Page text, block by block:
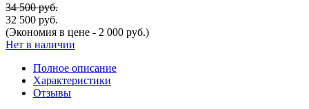
34 500 руб.
32 500 руб.
(Экономия в цене - 2 000 руб.)
Нет в наличии
Полное описание
Характеристики
Отзывы